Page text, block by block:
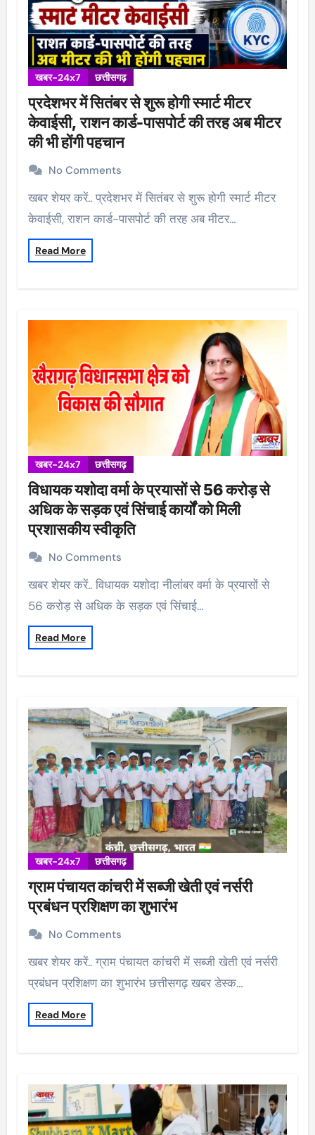
खबर-24x7 छत्तीसगढ़
प्रदेशभर में सितंबर से शुरू होगी स्मार्ट मीटर
केवाईसी, राशन कार्ड-पासपोर्ट की तरह अब मीटर
की भी होंगी पहचान
No Comments
खबर शेयर करें.. प्रदेशभर में सितंबर से शुरू होगी स्मार्ट मीटर
केवाईसी, राशन कार्ड-पासपोर्ट की तरह अब मीटर…
Read More
खबर-24x7 छत्तीसगढ़
विधायक यशोदा वर्मा के प्रयासों से 56 करोड़ से
अधिक के सड़क एवं सिंचाई कार्यों को मिली
प्रशासकीय स्वीकृति
No Comments
खबर शेयर करें.. विधायक यशोदा नीलांबर वर्मा के प्रयासों से
56 करोड़ से अधिक के सड़क एवं सिंचाई…
Read More
खबर-24x7 छत्तीसगढ़
ग्राम पंचायत कांचरी में सब्जी खेती एवं नर्सरी
प्रबंधन प्रशिक्षण का शुभारंभ
No Comments
खबर शेयर करें.. ग्राम पंचायत कांचरी में सब्जी खेती एवं नर्सरी
प्रबंधन प्रशिक्षण का शुभारंभ छत्तीसगढ़ खबर डेस्क…
Read More